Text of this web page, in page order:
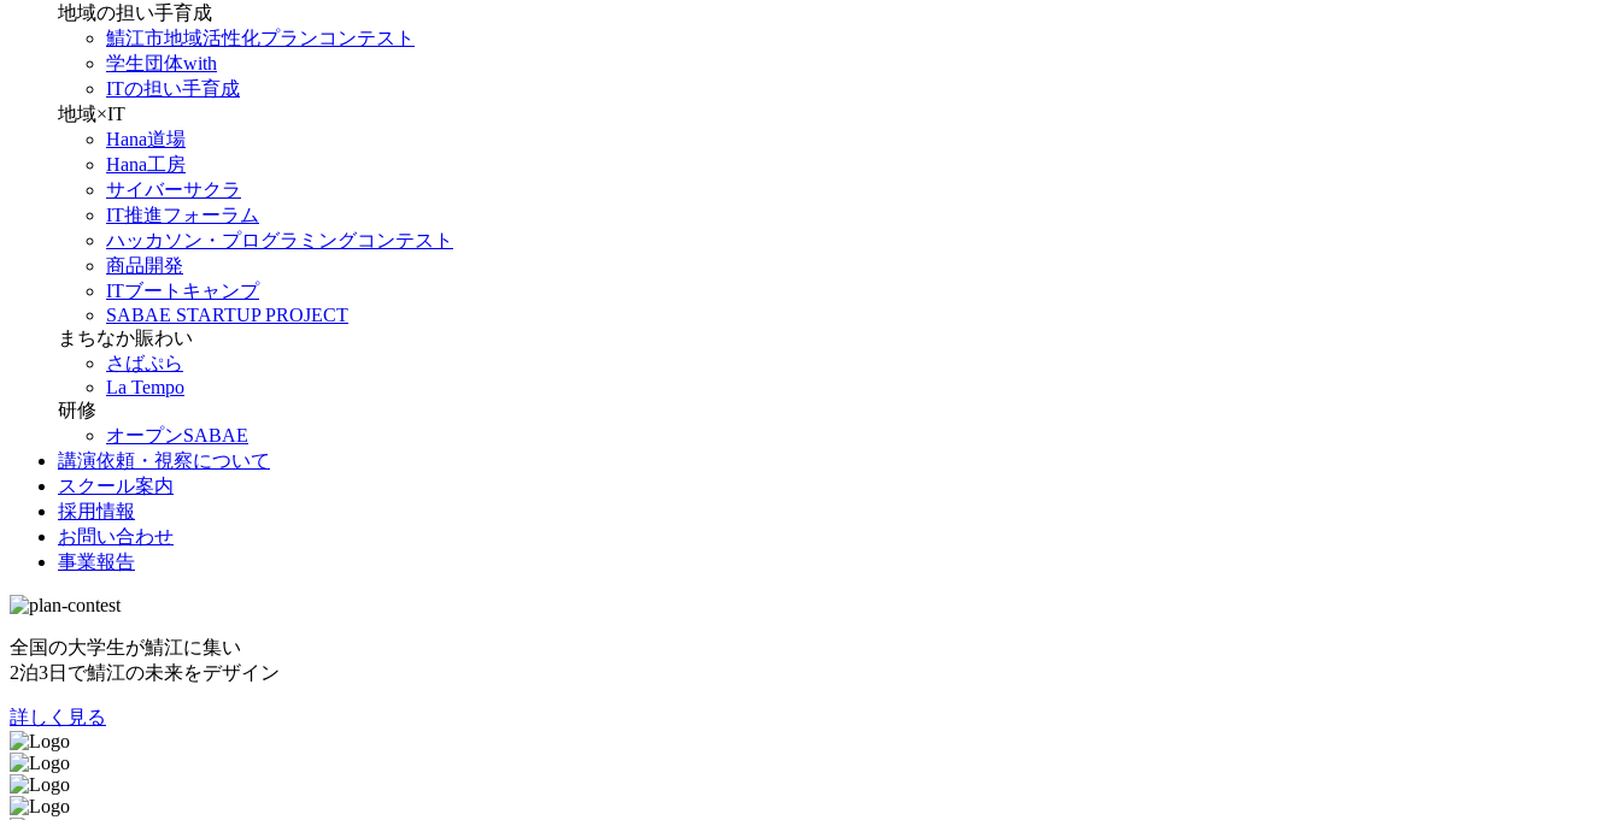
地域の担い手育成
鯖江市地域活性化プランコンテスト
学生団体with
ITの担い手育成
地域×IT
Hana道場
Hana工房
サイバーサクラ
IT推進フォーラム
ハッカソン・プログラミングコンテスト
商品開発
ITブートキャンプ
SABAE STARTUP PROJECT
まちなか賑わい
さばぷら
La Tempo
研修
オープンSABAE
講演依頼・視察について
スクール案内
採用情報
お問い合わせ
事業報告
全国の大学生が鯖江に集い
2泊3日で鯖江の未来をデザイン
詳しく見る